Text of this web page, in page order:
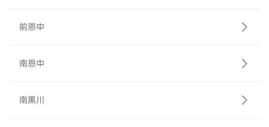
前恩中
南恩中
南黒川